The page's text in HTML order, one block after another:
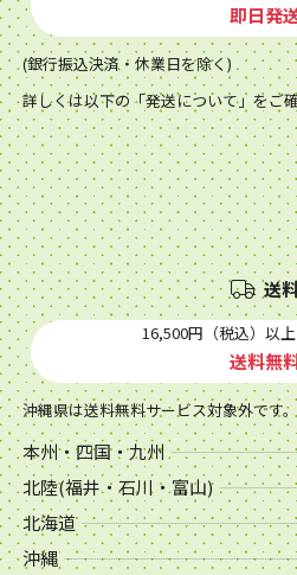
即日発
(銀行振込決済・休業日を除く)
詳しくは以下の「発送について」をご
送
16,500円（税込）以
送料無
沖縄県は送料無料サービス対象外です。
本州・四国・九州
北陸(福井・石川・富山)
北海道
沖縄